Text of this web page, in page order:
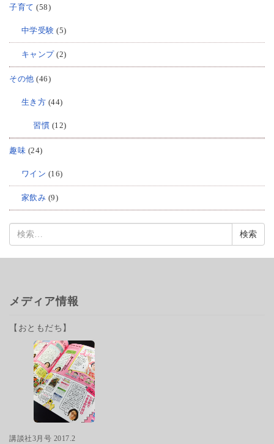
子育て (58)
中学受験 (5)
キャンプ(2)
その他 (46)
生き方 (44)
習慣 (12)
趣味 (24)
ワイン (16)
家飲み (9)
メディア情報
【おともだち】
講談社3月号 2017.2